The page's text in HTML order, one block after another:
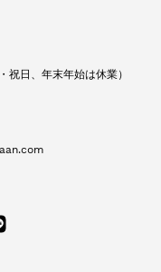
日、年末年始は休業）